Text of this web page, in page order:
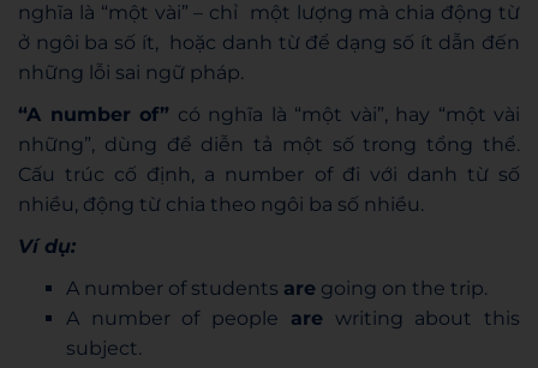
nghĩa là “một vài” – chỉ một lượng mà chia động từ
ở ngôi ba số ít, hoặc danh từ để dạng số ít dẫn đến
những lỗi sai ngữ pháp.
“A number of” có nghĩa là “một vài”, hay “một vài
những”, dùng để diễn tả một số trong tổng thể.
Cấu trúc cố định, a number of đi với danh từ số
nhiều, động từ chia theo ngôi ba số nhiều.
Ví dụ:
A number of students are going on the trip.
A number of people arewriting about this
subject.